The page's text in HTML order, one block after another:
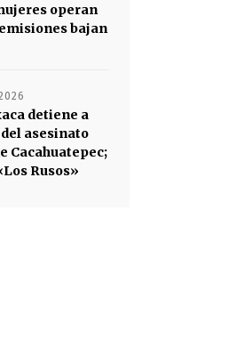
operan
bajan
detiene a
asesinato
Cacahuatepec;
Rusos»